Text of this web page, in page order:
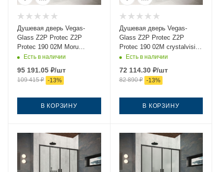
Душевая дверь Vegas-
Glass Z2P Protec Z2P
Protec 190 02М Moru
190х200 стекло рифленое
Есть в наличии
95 191.05 ₽/шт
109 415₽ -13%
В КОРЗИНУ
Душевая дверь Vegas-
Glass Z2P Protec Z2P
Protec 190 02М crystalvision
190х200 стекло прозрачное
Есть в наличии
72 114.30₽/шт
82 890₽ -13%
В КОРЗИНУ